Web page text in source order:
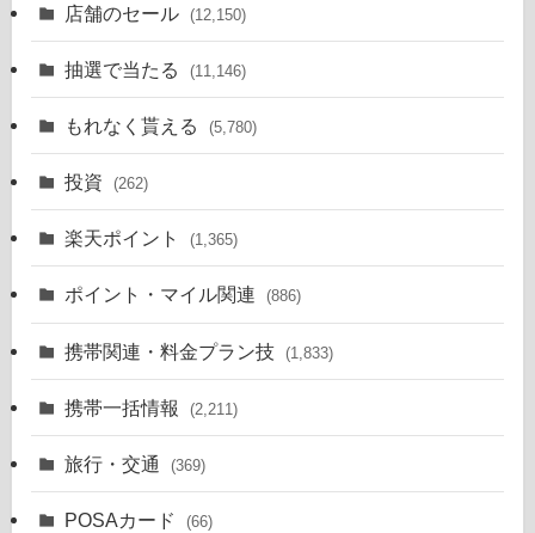
店舗のセール (12,150)
抽選で当たる (11,146)
もれなく貰える (5,780)
投資 (262)
楽天ポイント (1,365)
ポイント・マイル関連 (886)
携帯関連・料金プラン技 (1,833)
携帯一括情報 (2,211)
旅行・交通 (369)
POSAカード (66)